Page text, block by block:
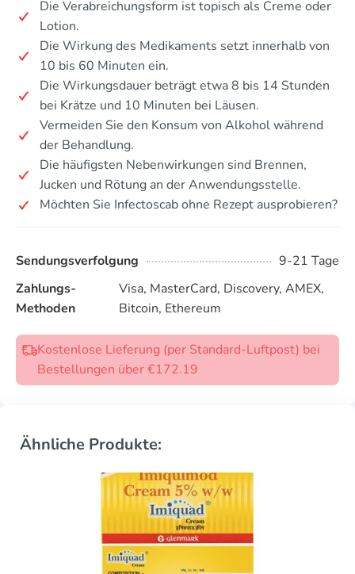
Die Verabreichungsform ist topisch als Creme oder
Lotion.
Die Wirkung des Medikaments setzt innerhalb von
10 bis 60 Minuten ein.
Die Wirkungsdauer beträgt etwa 8 bis 14 Stunden
bei Krätze und 10 Minuten bei Läusen.
Vermeiden Sie den Konsum von Alkohol während
der Behandlung.
Die häufigsten Nebenwirkungen sind Brennen,
Jucken und Rötung an der Anwendungsstelle.
Möchten Sie Infectoscab ohne Rezept ausprobieren?
Sendungsverfolgung
9-21 Tage
Zahlungs-
Methoden
Visa, MasterCard, Discovery, AMEX,
Bitcoin, Ethereum
Kostenlose Lieferung (per Standard-Luftpost) bei
Bestellungen über €172.19
Ähnliche Produkte: